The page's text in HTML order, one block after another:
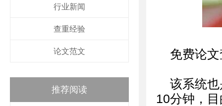
行业新闻
查重经验
论文范文
推荐阅读
免费论
该系统
10分钟，